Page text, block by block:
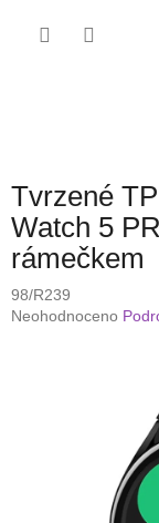
Tvrzené
Watch 5
rámečkem
98/R239
Průměrné
Neohodnoceno